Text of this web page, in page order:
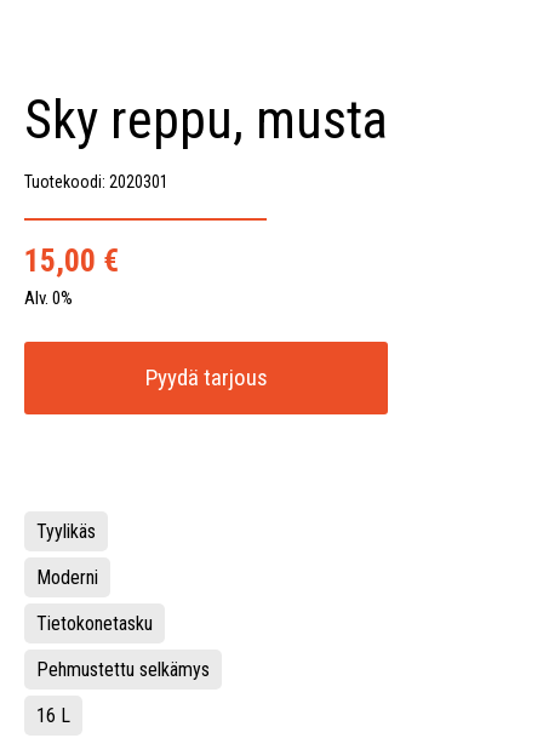
Sky reppu, musta
Tuotekoodi: 2020301
15,00 €
Alv. 0%
Pyydä tarjous
Tyylikäs
Moderni
Tietokonetasku
Pehmustettu selkämys
16 L